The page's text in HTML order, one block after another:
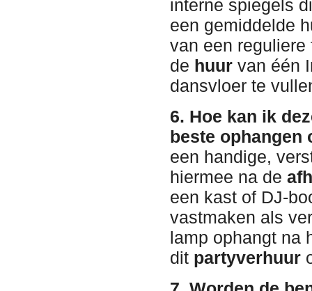
interne spiegels
een gemiddelde
van een
de huur van één
dansvloer te
6. Hoe kan ik
beste ophangen
een handige,
hiermee na de
een kast of DJ-
vastmaken als
lamp ophangt na
dit partyverhuur